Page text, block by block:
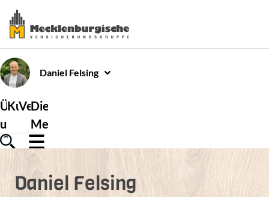
Daniel Felsing
Über
uns
Kundenservice
Versicherungen
Die
Mecklenburgische
Daniel Felsing